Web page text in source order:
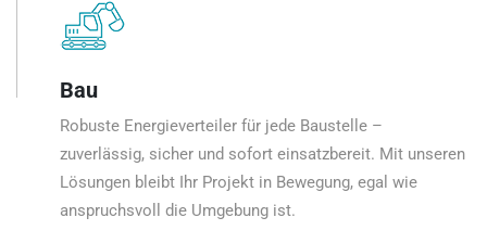
Bau
Robuste Energieverteiler für jede Baustelle –
zuverlässig, sicher und sofort einsatzbereit. Mit unseren
Lösungen bleibt Ihr Projekt in Bewegung, egal wie
anspruchsvoll die Umgebung ist.